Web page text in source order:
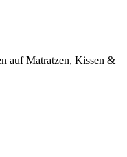
auf Matratzen, Kissen &